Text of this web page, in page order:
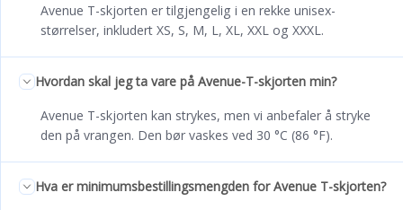
Avenue T-skjorten er tilgjengelig i en rekke unisex-
størrelser, inkludert XS, S, M, L, XL, XXL og XXXL.
Hvordan skal jeg ta vare på Avenue-T-skjorten min?
Avenue T-skjorten kan strykes, men vi anbefaler å stryke
den på vrangen. Den bør vaskes ved 30 °C (86 °F).
Hva er minimumsbestillingsmengden for Avenue T-skjorten?